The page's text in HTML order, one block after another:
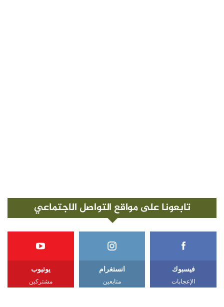
تابعونا على مواقع التواصل الاجتماعي
فيسبوك
الإعجابات
انستغرام
متابعين
يوتيوب
مشتركين